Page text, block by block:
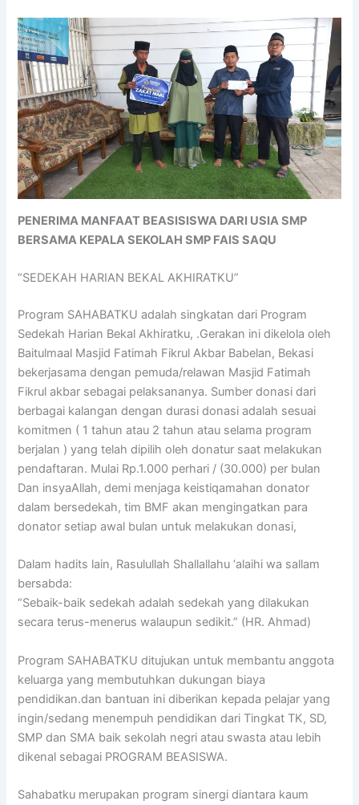
PENERIMA MANFAAT BEASISISWA DARI USIA SMP
BERSAMA KEPALA SEKOLAH SMP FAIS SAQU
“SEDEKAH HARIAN BEKAL AKHIRATKU”
Program SAHABATKU adalah singkatan dari Program
Sedekah Harian Bekal Akhiratku, .Gerakan ini dikelola oleh
Baitulmaal Masjid Fatimah Fikrul Akbar Babelan, Bekasi
bekerjasama dengan pemuda/relawan Masjid Fatimah
Fikrul akbar sebagai pelaksananya. Sumber donasi dari
berbagai kalangan dengan durasi donasi adalah sesuai
komitmen ( 1 tahun atau 2 tahun atau selama program
berjalan ) yang telah dipilih oleh donatur saat melakukan
pendaftaran. Mulai Rp.1.000 perhari / (30.000) per bulan
Dan insyaAllah, demi menjaga keistiqamahan donator
dalam bersedekah, tim BMF akan mengingatkan para
donator setiap awal bulan untuk melakukan donasi,
Dalam hadits lain, Rasulullah Shallallahu ‘alaihi wa sallam
bersabda:
“Sebaik-baik sedekah adalah sedekah yang dilakukan
secara terus-menerus walaupun sedikit.” (HR. Ahmad)
Program SAHABATKU ditujukan untuk membantu anggota
keluarga yang membutuhkan dukungan biaya
pendidikan.dan bantuan ini diberikan kepada pelajar yang
ingin/sedang menempuh pendidikan dari Tingkat TK, SD,
SMP dan SMA baik sekolah negri atau swasta atau lebih
dikenal sebagai PROGRAM BEASISWA.
Sahabatku merupakan program sinergi diantara kaum